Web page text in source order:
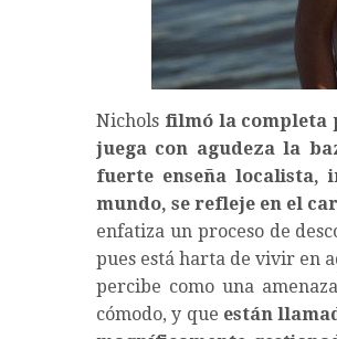
Nichols filmó la completa
juega con agudeza la
fuerte enseña localista,
mundo, se refleje en el
enfatiza un proceso de
pues está harta de vivir en
percibe como una
cómodo, y que están